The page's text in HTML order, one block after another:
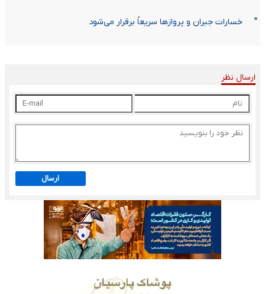
خسارات جبران و پروازها سریعاً برقرار می‌شود
ارسال نظر
ارسال